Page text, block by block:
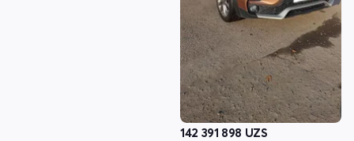
142 391 898 UZS